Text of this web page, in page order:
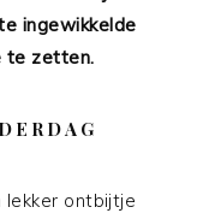
ingewikkelde
te zetten.
ontbijtje